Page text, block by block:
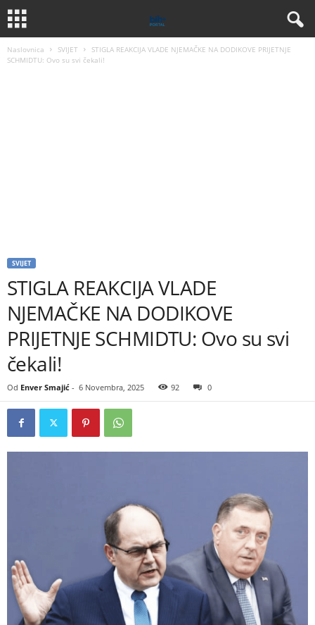
Naslovnica SVIJET
STIGLA REAKCIJA VLADE NJEMAČKE NA DODIKOVE PRIJETNJE
SCHMIDTU: Ovo su svi čekali!
SVIJET
STIGLA REAKCIJA VLADE
NJEMAČKE NA DODIKOVE
PRIJETNJE SCHMIDTU: Ovo su svi
čekali!
Od Enver Smajić - 6 Novembra, 2025 92 0